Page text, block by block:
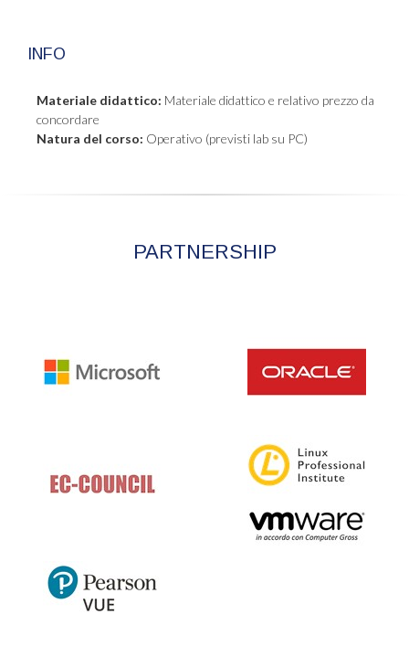
INFO
Materiale didattico: Materiale didattico e relativo prezzo da
concordare
Natura del corso: Operativo (previsti lab su PC)
PARTNERSHIP